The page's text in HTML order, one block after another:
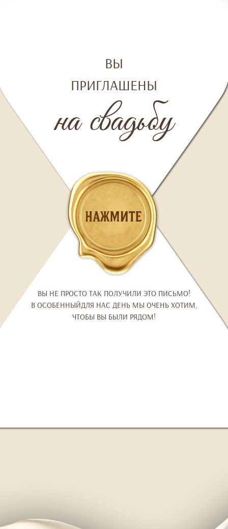
ВЫ НЕ ПРОСТО ТАК ПОЛУЧИЛИ ЭТО ПИСЬМО!
В ОСОБЕННЫЙДЛЯ НАС ДЕНЬ МЫ ОЧЕНЬ ХОТИМ,
ЧТОБЫ ВЫ БЫЛИ РЯДОМ!
на свадьбу
ПРИГЛАШЕНЫ